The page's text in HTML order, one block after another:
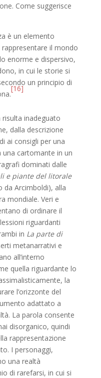
Come suggerisce
è un elemento
il mondo
enorme e dispersivo,
in cui le storie si
un principio di
[16]
inadeguato
dalla descrizione
ai consigli per una
cartomante in un
dominati dalle
e piante del litorale
da Arcimboldi), alla
mondiale. Veri e
di ordinare il
riguardanti
in La parte di
metanarrativi e
all’interno
quella riguardante lo
la
l’orizzonte del
adattato a
La parola consente
disorganico, quindi
rappresentazione
I personaggi,
una realtà
di rarefarsi, in cui si